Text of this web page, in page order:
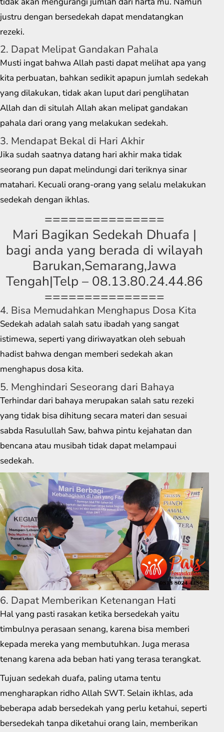
justru dengan bersedekah dapat mendatangkan
rezeki.
2. Dapat Melipat Gandakan Pahala
Musti ingat bahwa Allah pasti dapat melihat apa yang
kita perbuatan, bahkan sedikit apapun jumlah sedekah
yang dilakukan, tidak akan luput dari penglihatan
Allah dan di situlah Allah akan melipat gandakan
pahala dari orang yang melakukan sedekah.
3. Mendapat Bekal di Hari Akhir
Jika sudah saatnya datang hari akhir maka tidak
seorang pun dapat melindungi dari teriknya sinar
matahari. Kecuali orang-orang yang selalu melakukan
sedekah dengan ikhlas.
===============
Mari Bagikan Sedekah Dhuafa |
bagi anda yang berada di wilayah
Barukan,Semarang,Jawa
Tengah|Telp – 08.13.80.24.44.86
===============
4. Bisa Memudahkan Menghapus Dosa Kita
Sedekah adalah salah satu ibadah yang sangat
istimewa, seperti yang diriwayatkan oleh sebuah
hadist bahwa dengan memberi sedekah akan
menghapus dosa kita.
5. Menghindari Seseorang dari Bahaya
Terhindar dari bahaya merupakan salah satu rezeki
yang tidak bisa dihitung secara materi dan sesuai
sabda Rasulullah Saw, bahwa pintu kejahatan dan
bencana atau musibah tidak dapat melampaui
sedekah.
6. Dapat Memberikan Ketenangan Hati
Hal yang pasti rasakan ketika bersedekah yaitu
timbulnya perasaan senang, karena bisa memberi
kepada mereka yang membutuhkan. Juga merasa
tenang karena ada beban hati yang terasa terangkat.
Tujuan sedekah duafa, paling utama tentu
mengharapkan ridho Allah SWT. Selain ikhlas, ada
beberapa adab bersedekah yang perlu ketahui, seperti
bersedekah tanpa diketahui orang lain, memberikan